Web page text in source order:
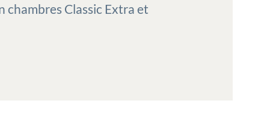
chambres Classic Extra et